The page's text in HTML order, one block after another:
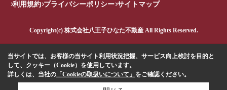
利用規約 プライバシーポリシー サイトマップ
Copyright(c) 株式会社八王子ひなた不動産 All Rights Reserved.
当サイトでは、お客様の当サイト利用状況把握、サービス向上検討を目的と
して、クッキー（Cookie）を使用しています。
詳しくは、当社の 「Cookieの取扱いについて」 をご確認ください。